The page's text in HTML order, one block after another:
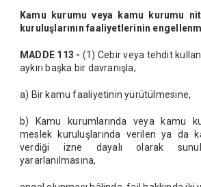
Kamu kurumu veya kamu kurumu
kuruluşlarının faaliyetlerinin
MADDE 113 - (1) Cebir veya tehdit
aykırı başka bir davranışla;
a) Bir kamu faaliyetinin yürütülmesine,
b) Kamu kurumlarında veya kamu
meslek kuruluşlarında verilen ya da
verdiği izne dayalı olarak
yararlanılmasına,